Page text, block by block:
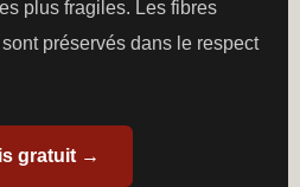
plus fragiles. Les fibres
préservés dans le respect
gratuit →